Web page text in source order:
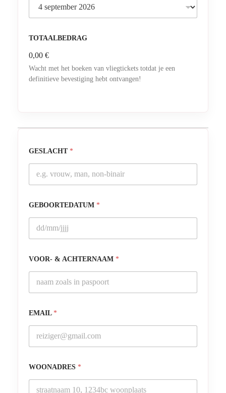
TOTAALBEDRAG
0,00 €
Wacht met het boeken van vliegtickets totdat je een
definitieve bevestiging hebt ontvangen!
GESLACHT *
GEBOORTEDATUM *
VOOR- & ACHTERNAAM *
EMAIL *
WOONADRES *